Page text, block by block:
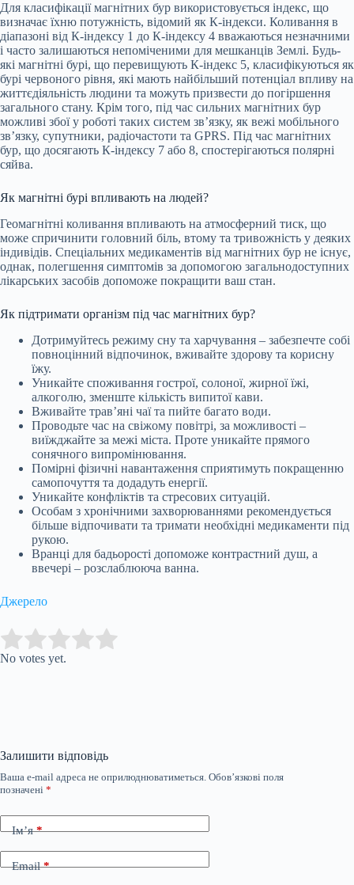
Для класифікації магнітних бур використовується індекс, що
визначає їхню потужність, відомий як К-індекси. Коливання в
діапазоні від К-індексу 1 до К-індексу 4 вважаються незначними
і часто залишаються непоміченими для мешканців Землі. Будь-
які магнітні бурі, що перевищують К-індекс 5, класифікуються як
бурі червоного рівня, які мають найбільший потенціал впливу на
життєдіяльність людини та можуть призвести до погіршення
загального стану. Крім того, під час сильних магнітних бур
можливі збої у роботі таких систем зв’язку, як вежі мобільного
зв’язку, супутники, радіочастоти та GPRS. Під час магнітних
бур, що досягають К-індексу 7 або 8, спостерігаються полярні
сяйва.
Як магнітні бурі впливають на людей?
Геомагнітні коливання впливають на атмосферний тиск, що
може спричинити головний біль, втому та тривожність у деяких
індивідів. Спеціальних медикаментів від магнітних бур не існує,
однак, полегшення симптомів за допомогою загальнодоступних
лікарських засобів допоможе покращити ваш стан.
Як підтримати організм під час магнітних бур?
Дотримуйтесь режиму сну та харчування – забезпечте собі
повноцінний відпочинок, вживайте здорову та корисну
їжу.
Уникайте споживання гострої, солоної, жирної їжі,
алкоголю, зменште кількість випитої кави.
Вживайте трав’яні чаї та пийте багато води.
Проводьте час на свіжому повітрі, за можливості –
виїжджайте за межі міста. Проте уникайте прямого
сонячного випромінювання.
Помірні фізичні навантаження сприятимуть покращенню
самопочуття та додадуть енергії.
Уникайте конфліктів та стресових ситуацій.
Особам з хронічними захворюваннями рекомендується
більше відпочивати та тримати необхідні медикаменти під
рукою.
Вранці для бадьорості допоможе контрастний душ, а
ввечері – розслаблююча ванна.
Джерело
Rate this item:
No votes yet.
Залишити відповідь
Ваша e-mail адреса не оприлюднюватиметься. Обов’язкові поля
позначені *
Ім’я*
Email*